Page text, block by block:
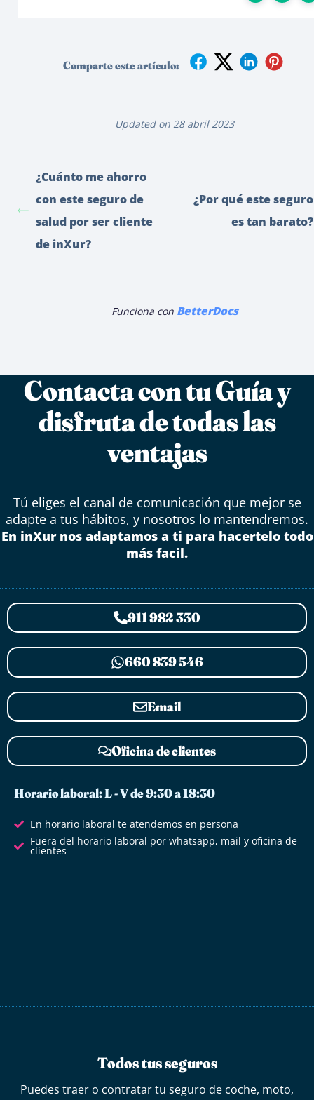
Comparte este artículo:
Updated on 28 abril 2023
¿Cuánto me ahorro
con este seguro de
salud por ser cliente
de inXur?
¿Por qué este seguro
es tan barato?
Funciona con BetterDocs
Contacta con tu Guía y
disfruta de todas las
ventajas
Tú eliges el canal de comunicación que mejor se
adapte a tus hábitos, y nosotros lo mantendremos.
En inXur nos adaptamos a ti para hacertelo todo
más facil.
911 982 330
660 839 546
Email
Oficina de clientes
Horario laboral: L - V de 9:30 a 18:30
En horario laboral te atendemos en persona
Fuera del horario laboral por whatsapp, mail y oficina de
clientes
Todos tus seguros
Puedes traer o contratar tu seguro de coche, moto,